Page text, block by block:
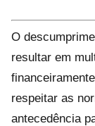
O
resultar em
respeitar as
antecedência